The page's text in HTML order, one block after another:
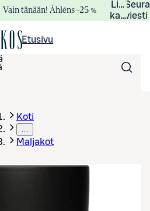
Vain tänään! Åhléns –25 %
viesti
Etusivu
Koti
…
Maljakot